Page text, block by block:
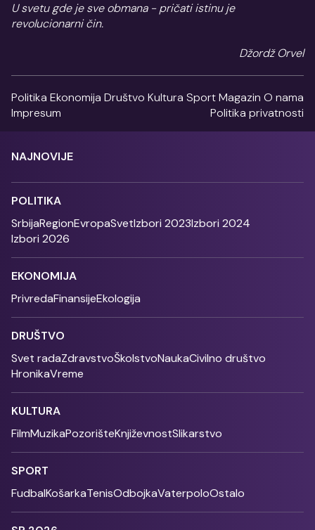
U svetu gde je sve obmana - pričati istinu je
revolucionarni čin.
Džordž Orvel
Politika Ekonomija Društvo Kultura SportMagazin O nama
Impresum
Politika privatnosti
NAJNOVIJE
POLITIKA
SrbijaRegionEvropaSvetIzbori 2023Izbori 2024
Izbori 2026
EKONOMIJA
PrivredaFinansijeEkologija
DRUŠTVO
Svet radaZdravstvoŠkolstvoNaukaCivilno društvo
HronikaVreme
KULTURA
FilmMuzikaPozorišteKnjiževnostSlikarstvo
SPORT
FudbalKošarkaTenisOdbojkaVaterpoloOstalo